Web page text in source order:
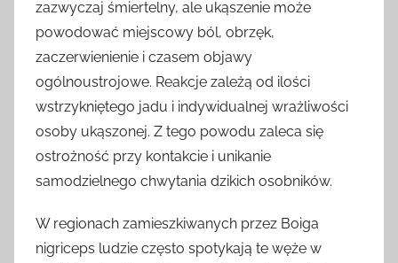
zazwyczaj śmiertelny, ale ukąszenie może
powodować miejscowy ból, obrzęk,
zaczerwienienie i czasem objawy
ogólnoustrojowe. Reakcje zależą od ilości
wstrzykniętego jadu i indywidualnej wrażliwości
osoby ukąszonej. Z tego powodu zaleca się
ostrożność przy kontakcie i unikanie
samodzielnego chwytania dzikich osobników.
W regionach zamieszkiwanych przez Boiga
nigriceps ludzie często spotykają te węże w